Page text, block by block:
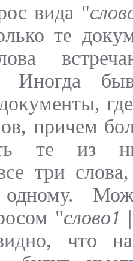
вида "
те
Иногда
причем
те из
три
"слово1 |
что